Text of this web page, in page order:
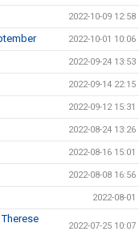
2022-10-09 12:58
2022-10-01 10:06
2022-09-24 13:53
2022-09-14 22:15
2022-09-12 15:31
2022-08-24 13:26
2022-08-16 15:01
2022-08-08 16:56
2022-08-01
2022-07-25 10:07